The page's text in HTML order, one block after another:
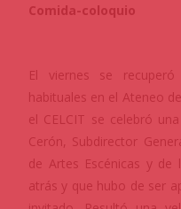
Comida-coloquio
El viernes se
habituales en el Ateneo
el CELCIT se celebró
Cerón, Subdirector
de Artes Escénicas y de
atrás y que hubo de ser